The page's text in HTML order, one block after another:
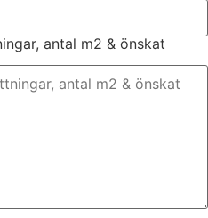
antal m2 & önskat